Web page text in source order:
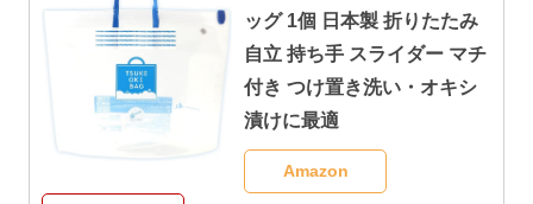
ッグ 1個 日本製 折りたたみ
自立 持ち手 スライダー マチ
付き つけ置き洗い・オキシ
漬けに最適
Amazon